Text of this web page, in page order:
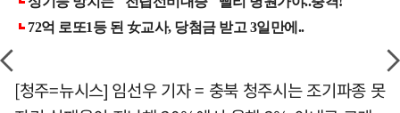
[청주=뉴시스] 임선우 기자 = 충북 청주시는 조기파종 못